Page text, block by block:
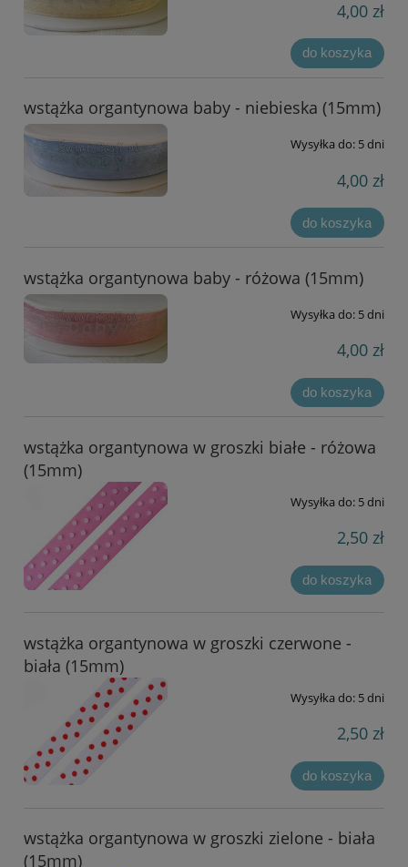
4,00 zł
do koszyka
wstążka organtynowa baby - niebieska (15mm)
Wysyłka do: 5 dni
4,00 zł
do koszyka
wstążka organtynowa baby - różowa (15mm)
Wysyłka do: 5 dni
4,00 zł
do koszyka
wstążka organtynowa w groszki białe - różowa
(15mm)
Wysyłka do: 5 dni
2,50 zł
do koszyka
wstążka organtynowa w groszki czerwone -
biała (15mm)
Wysyłka do: 5 dni
2,50 zł
do koszyka
wstążka organtynowa w groszki zielone - biała
(15mm)